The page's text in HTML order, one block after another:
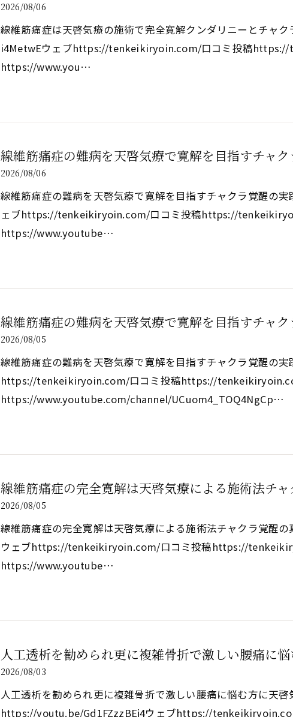
2026/08/06
線維筋痛症は天啓気療の施術で完全寛解クンダリニーとチャ
i4MetwEウェブhttps://tenkeikiryoin.com/口コミ投稿
https://www.you…
線維筋痛症の難病を天啓気療で寛解を目指すチャ
2026/08/06
線維筋痛症の難病を天啓気療で寛解を目指すチャクラ覚醒の
ェブhttps://tenkeikiryoin.com/口コミ投稿https://
https://www.youtube…
線維筋痛症の難病を天啓気療で寛解を目指すチャ
2026/08/05
線維筋痛症の難病を天啓気療で寛解を目指すチャクラ覚醒の実
https://tenkeikiryoin.com/口コミ投稿https://
https://www.youtube.com/channel/UCuom4_TOQ4NgCp…
線維筋痛症の完全寛解は天啓気療による施術法チ
2026/08/05
線維筋痛症の完全寛解は天啓気療による施術法チャクラ覚醒
ウェブhttps://tenkeikiryoin.com/口コミ投稿https://
https://www.youtube…
人工透析を勧められ更に複雑骨折で激しい腰痛に
2026/08/03
人工透析を勧められ更に複雑骨折で激しい腰痛に悩む方に天
https://youtu.be/Gd1FZzzBEj4ウェブhttps://